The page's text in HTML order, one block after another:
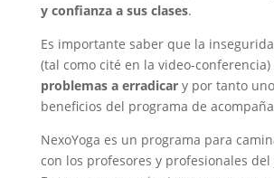
y confianza a sus clases.
Es importante saber que la
(tal como cité en la video-conferencia)
problemas a erradicary por tanto
beneficios del programa de
NexoYoga es un programa para
con los profesores y profesionales del